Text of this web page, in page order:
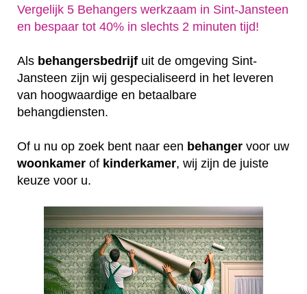
Vergelijk 5 Behangers werkzaam in Sint-Jansteen
en bespaar tot 40% in slechts 2 minuten tijd!
Als behangersbedrijf uit de omgeving Sint-
Jansteen zijn wij gespecialiseerd in het leveren
van hoogwaardige en betaalbare
behangdiensten.
Of u nu op zoek bent naar een behanger voor uw
woonkamer of kinderkamer, wij zijn de juiste
keuze voor u.